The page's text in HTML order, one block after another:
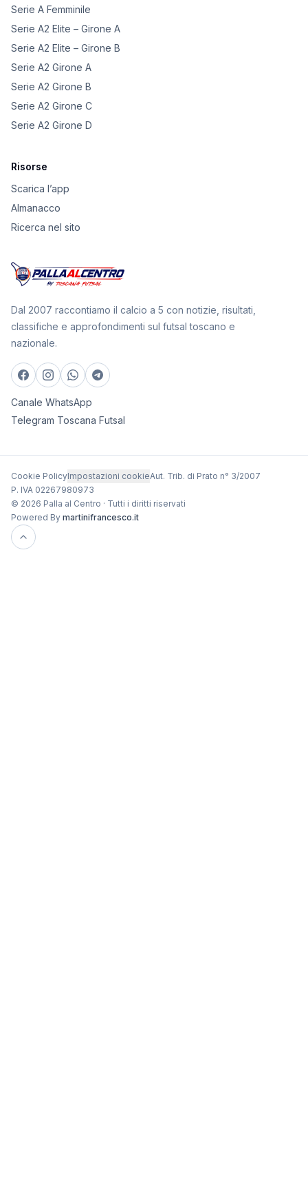
Serie A Femminile
Serie A2 Elite – Girone A
Serie A2 Elite – Girone B
Serie A2 Girone A
Serie A2 Girone B
Serie A2 Girone C
Serie A2 Girone D
Risorse
Scarica l’app
Almanacco
Ricerca nel sito
Dal 2007 raccontiamo il calcio a 5 con notizie, risultati,
classifiche e approfondimenti sul futsal toscano e
nazionale.
Canale WhatsApp
Telegram Toscana Futsal
Cookie PolicyImpostazioni cookieAut. Trib. di Prato n° 3/2007
P. IVA 02267980973
© 2026 Palla al Centro · Tutti i diritti riservati
Powered By martinifrancesco.it